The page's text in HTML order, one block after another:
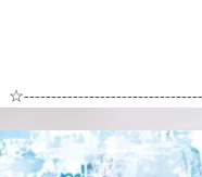
お二人様の場合はお電話い